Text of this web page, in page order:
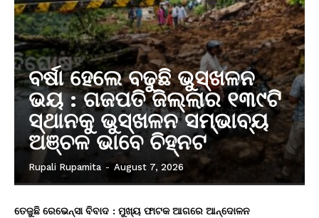
ବର୍ଷା ହେଲେ ବଢୁଛି ଭୁସ୍ଖଳନ
ଭୟ : ଗଜପତି ଜିଲ୍ଲାର ୧୩୯ଟି
ସ୍ଥାନକୁ ଭୁସ୍ଖଳନ ସମ୍ଭାବ୍ୟ
ଅଞ୍ଚଳ ଭାବେ ଚିହ୍ନଟ
Rupali Rupamita - August 7, 2026
ତେଜୁଛି ରେଭେନ୍ସା ବିବାଦ : ମୁଖ୍ୟ ଫାଟକ ଆଗରେ ଆନ୍ଦୋଳନ